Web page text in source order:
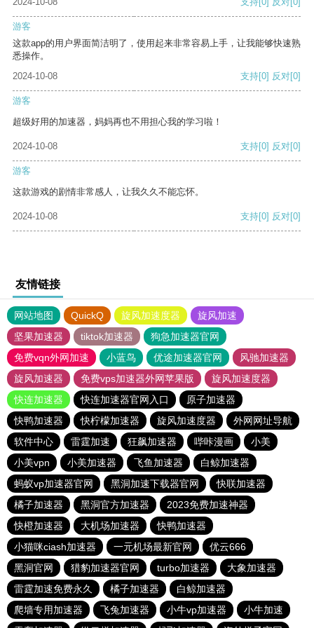
游客
这款app的用户界面简洁明了，使用起来非常容易上手，让我能够快速熟
悉操作。
2024-10-08
支持[0] 反对[0]
游客
超级好用的加速器，妈妈再也不用担心我的学习啦！
2024-10-08 支持[0] 反对[0]
游客
这款游戏的剧情非常感人，让我久久不能忘怀。
2024-10-08 支持[0] 反对[0]
友情链接
网站地图 QuickQ 旋风加速度器
旋风加速
坚果加速器
tiktok加速器
狗急加速器官网
免费vqn外网加速
小蓝鸟 优途加速器官网
风驰加速器
旋风加速器
免费vps加速器外网苹果版
旋风加速度器
快连加速器
快连加速器官网入口
原子加速器
快鸭加速器
快柠檬加速器 旋风加速度器
外网网址导航
软件中心
雷霆加速 狂飙加速器 哔咔漫画
小美
小美vpn
小美加速器 飞鱼加速器
白鲸加速器
蚂蚁vp加速器官网
黑洞加速下载器官网
快联加速器
橘子加速器
黑洞官方加速器
2023免费加速神器
快橙加速器
大机场加速器
快鸭加速器
小猫咪ciash加速器
一元机场最新官网
优云666
黑洞官网
猎豹加速器官网 turbo加速器
大象加速器
雷霆加速免费永久
橘子加速器
白鲸加速器
爬墙专用加速器
飞兔加速器 小牛vp加速器
小牛加速